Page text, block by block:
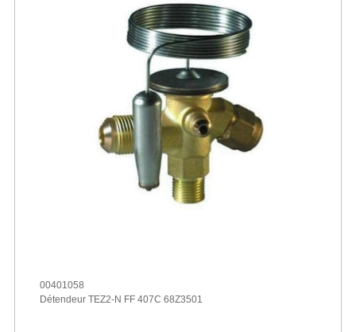
00401058
Détendeur TEZ2-N FF 407C 68Z3501